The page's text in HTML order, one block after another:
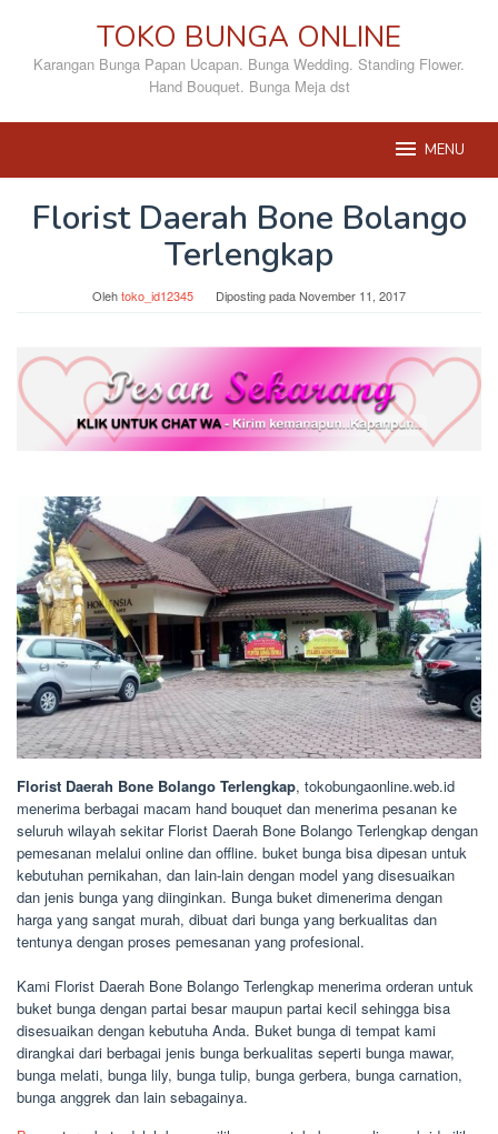
konten
TOKO BUNGA ONLINE
Karangan Bunga Papan Ucapan. Bunga Wedding. Standing Flower.
Hand Bouquet. Bunga Meja dst
MENU
Florist Daerah Bone Bolango
Terlengkap
Olehtoko_id12345 Diposting padaNovember 11, 2017
Florist Daerah Bone Bolango Terlengkap, tokobungaonline.web.id
menerima berbagai macam hand bouquet dan menerima pesanan ke
seluruh wilayah sekitar Florist Daerah Bone Bolango Terlengkap dengan
pemesanan melalui online dan offline. buket bunga bisa dipesan untuk
kebutuhan pernikahan, dan lain-lain dengan model yang disesuaikan
dan jenis bunga yang diinginkan. Bunga buket dimenerima dengan
harga yang sangat murah, dibuat dari bunga yang berkualitas dan
tentunya dengan proses pemesanan yang profesional.
Kami Florist Daerah Bone Bolango Terlengkap menerima orderan untuk
buket bunga dengan partai besar maupun partai kecil sehingga bisa
disesuaikan dengan kebutuha Anda. Buket bunga di tempat kami
dirangkai dari berbagai jenis bunga berkualitas seperti bunga mawar,
bunga melati, bunga lily, bunga tulip, bunga gerbera, bunga carnation,
bunga anggrek dan lain sebagainya.